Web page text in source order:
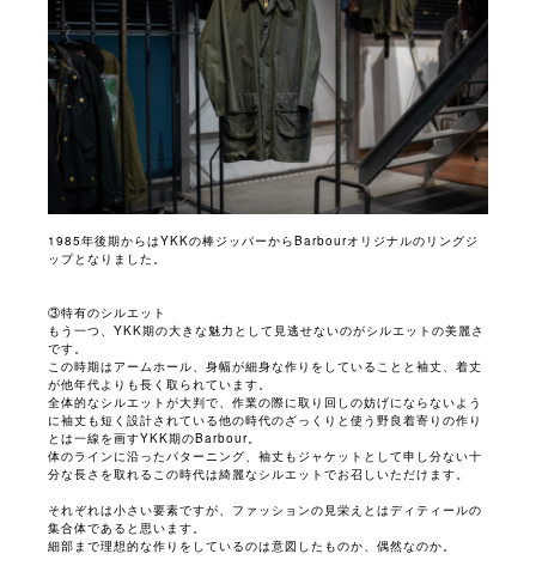
1985年後期からはYKKの棒ジッパーからBarbourオリジナルのリングジ
ップとなりました。
③特有のシルエット
もう一つ、YKK期の大きな魅力として見逃せないのがシルエットの美麗さ
です。
この時期はアームホール、身幅が細身な作りをしていることと袖丈、着丈
が他年代よりも長く取られています。
全体的なシルエットが大判で、作業の際に取り回しの妨げにならないよう
に袖丈も短く設計されている他の時代のざっくりと使う野良着寄りの作り
とは一線を画すYKK期のBarbour。
体のラインに沿ったパターニング、袖丈もジャケットとして申し分ない十
分な長さを取れるこの時代は綺麗なシルエットでお召しいただけます。
それぞれは小さい要素ですが、ファッションの見栄えとはディティールの
集合体であると思います。
細部まで理想的な作りをしているのは意図したものか、偶然なのか。